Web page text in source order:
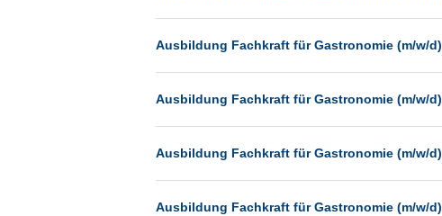
Münster
Neu-Isenburg
Neumünster
Ausbildung Fachkraft für Gastronomie (m/w/d)
Ausbildung Fachkraft für Gastronomie (m/w/d)
Ausbildung Fachkraft für Gastronomie (m/w/d)
Ausbildung Fachkraft für Gastronomie (m/w/d)